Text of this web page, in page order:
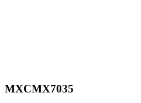
MXCMX7035